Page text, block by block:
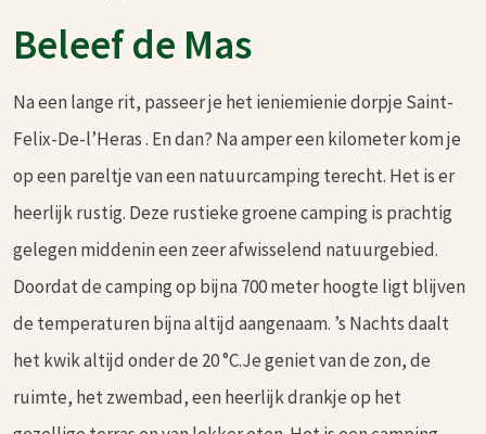
Beleef de Mas
Na een lange rit, passeer je het ieniemienie dorpje Saint-
Felix-De-l’Heras . En dan? Na amper een kilometer kom je
op een pareltje van een natuurcamping terecht. Het is er
heerlijk rustig. Deze rustieke groene camping is prachtig
gelegen middenin een zeer afwisselend natuurgebied.
Doordat de camping op bijna 700 meter hoogte ligt blijven
de temperaturen bijna altijd aangenaam. ’s Nachts daalt
het kwik altijd onder de 20 °C.Je geniet van de zon, de
ruimte, het zwembad, een heerlijk drankje op het